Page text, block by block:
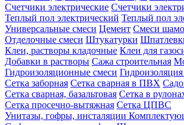
Счетчики электрические Счетчики
Теплый пол электрический Теплый пол
Универсальные смеси Цемент Смеси
Отделочные смеси Штукатурки
Клеи, растворы кладочные Клеи для
Добавки в растворы Сажа строительная
Гидроизоляционные смеси
Сетка заборная Сетка сварная в ПВХ
Сетка сварная, базальтовая Сетка в
Сетка просечно-вытяжная Сетка ЦПВС
Унитазы, гофры, инсталяции